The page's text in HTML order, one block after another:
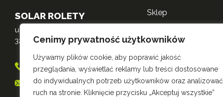
Cenimy prywatność użytkowników
Używamy plików cookie, aby poprawić jakość
przeglądania, wyświetlać reklamy lub treści dostosowane
do indywidualnych potrzeb użytkowników oraz analizować
ruch na stronie. Kliknięcie przycisku „Akceptuj wszystkie”
SOLAR ROLETY
ul. Mikołajska 3
32-600 Oświęcim
698 556 530
sklep@roletysolar.pl
sklep
kontakt
polityka zwrotów